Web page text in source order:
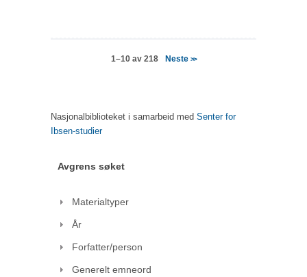
1–10 av 218 Neste >>
Nasjonalbiblioteket i samarbeid med Senter for
Ibsen-studier
Avgrens søket
Materialtyper
År
Forfatter/person
Generelt emneord